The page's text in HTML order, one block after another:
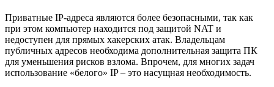
Приватные IP-адреса являются более безопасными, так как
при этом компьютер находится под защитой NAT и
недоступен для прямых хакерских атак. Владельцам
публичных адресов необходима дополнительная защита ПК
для уменьшения рисков взлома. Впрочем, для многих задач
использование «белого» IP – это насущная необходимость.